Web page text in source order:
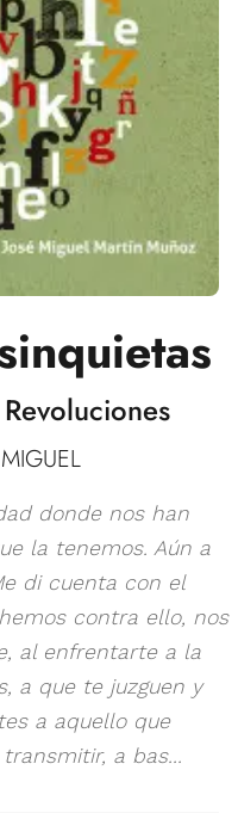
donde nos han
la tenemos. Aún a
di cuenta con el
contra ello, nos
al enfrentarte a la
a que te juzguen y
a aquello que
a bas...